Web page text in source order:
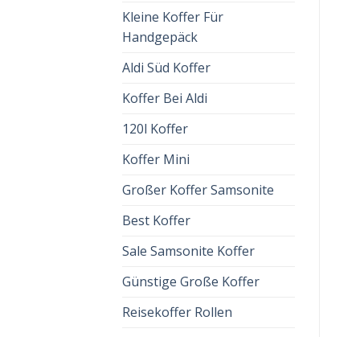
Kleine Koffer Für
Handgepäck
Aldi Süd Koffer
Koffer Bei Aldi
120l Koffer
Koffer Mini
Großer Koffer Samsonite
Best Koffer
Sale Samsonite Koffer
Günstige Große Koffer
Reisekoffer Rollen